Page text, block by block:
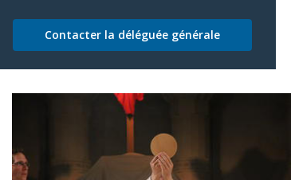
Contacter la déléguée générale